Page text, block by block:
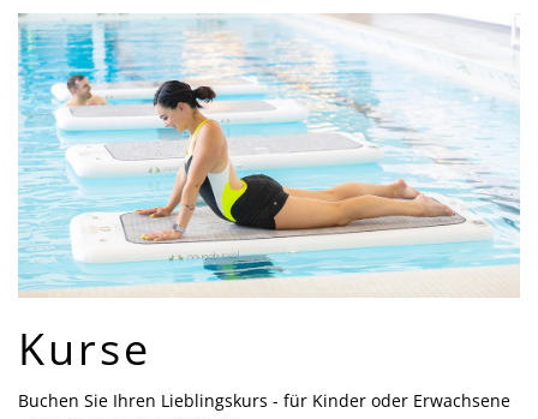
Kurse
Buchen Sie Ihren Lieblingskurs - für Kinder oder Erwachsene